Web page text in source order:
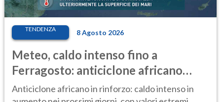
TENDENZA 8 Agosto 2026
Meteo, caldo intenso fino a
Ferragosto: anticiclone africano
ancora protagonista
Anticiclone africano in rinforzo: caldo intenso in